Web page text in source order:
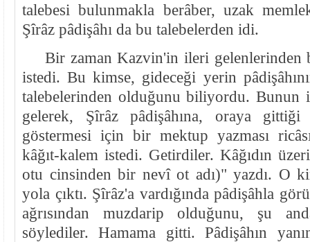
talebesi bulunmakla berâber, uzak
Şîrâz pâdişâhı da bu talebelerden idi.
Bir zaman Kazvin'in ileri gelenlerinden
istedi. Bu kimse, gideceği yerin
talebelerinden olduğunu biliyordu. Bunun
gelerek, Şîrâz pâdişâhına, oraya
göstermesi için bir mektup yazması
kâğıt-kalem istedi. Getirdiler. Kâğıdın
otu cinsinden bir nevî ot adı)" yazdı. O
yola çıktı. Şîrâz'a vardığında pâdişâhla
ağrısından muzdarip olduğunu, şu
söylediler. Hamama gitti. Pâdişâhın